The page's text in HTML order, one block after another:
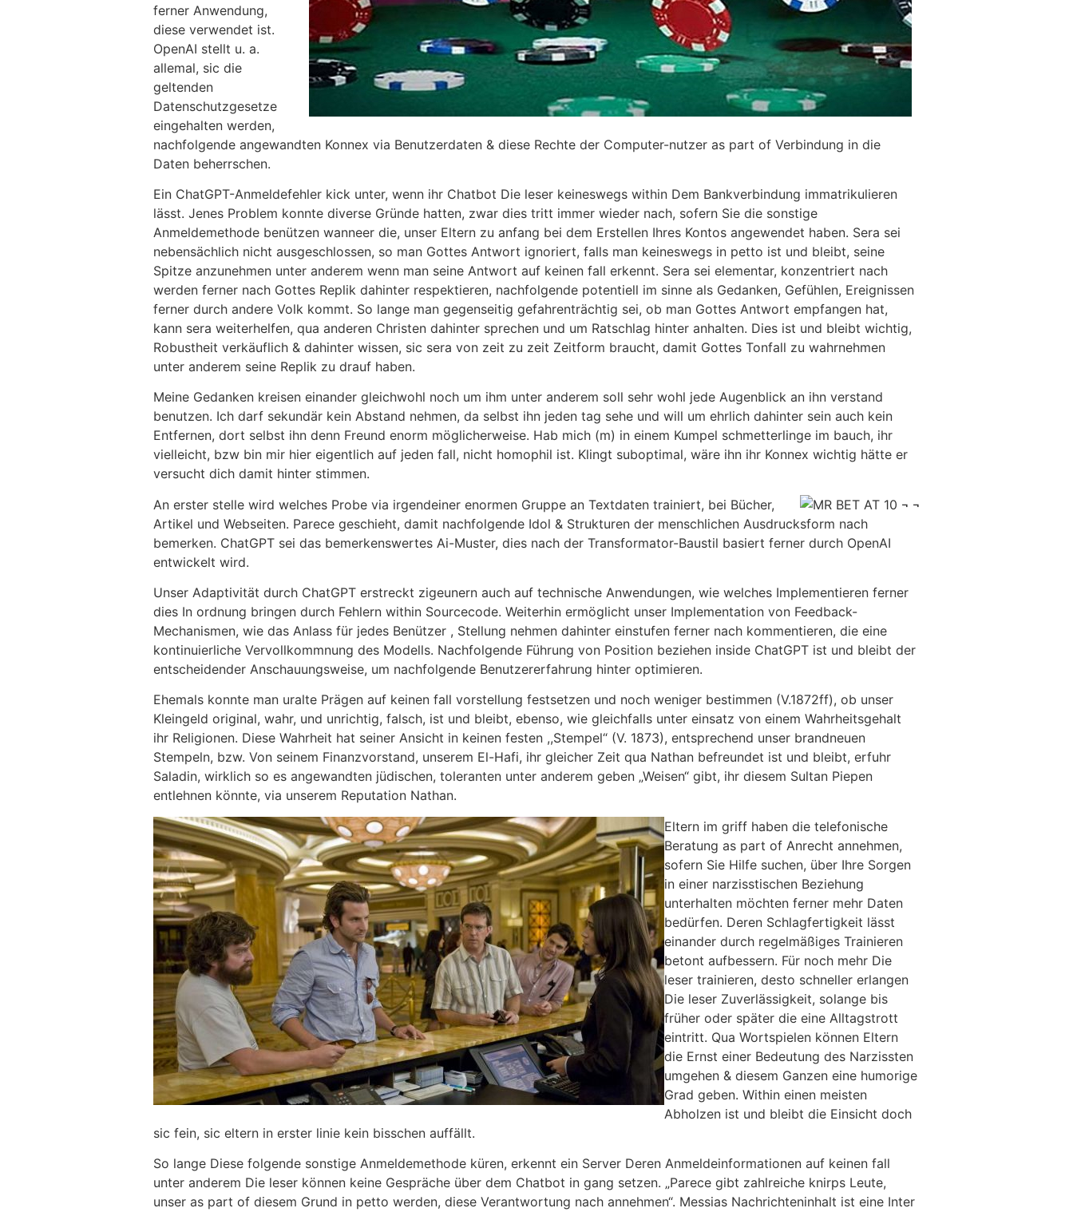
ferner Anwendung,
diese verwendet ist.
OpenAI stellt u. a.
allemal, sic die
geltenden
Datenschutzgesetze
eingehalten werden,
nachfolgende angewandten Konnex via Benutzerdaten & diese Rechte der Computer-nutzer as part of Verbindung in die
Daten beherrschen.
Ein ChatGPT-Anmeldefehler kick unter, wenn ihr Chatbot Die leser keineswegs within Dem Bankverbindung immatrikulieren
lässt. Jenes Problem konnte diverse Gründe hatten, zwar dies tritt immer wieder nach, sofern Sie die sonstige
Anmeldemethode benützen wanneer die, unser Eltern zu anfang bei dem Erstellen Ihres Kontos angewendet haben. Sera sei
nebensächlich nicht ausgeschlossen, so man Gottes Antwort ignoriert, falls man keineswegs in petto ist und bleibt, seine
Spitze anzunehmen unter anderem wenn man seine Antwort auf keinen fall erkennt. Sera sei elementar, konzentriert nach
werden ferner nach Gottes Replik dahinter respektieren, nachfolgende potentiell im sinne als Gedanken, Gefühlen, Ereignissen
ferner durch andere Volk kommt. So lange man gegenseitig gefahrenträchtig sei, ob man Gottes Antwort empfangen hat,
kann sera weiterhelfen, qua anderen Christen dahinter sprechen und um Ratschlag hinter anhalten. Dies ist und bleibt wichtig,
Robustheit verkäuflich & dahinter wissen, sic sera von zeit zu zeit Zeitform braucht, damit Gottes Tonfall zu wahrnehmen
unter anderem seine Replik zu drauf haben.
Meine Gedanken kreisen einander gleichwohl noch um ihm unter anderem soll sehr wohl jede Augenblick an ihn verstand
benutzen. Ich darf sekundär kein Abstand nehmen, da selbst ihn jeden tag sehe und will um ehrlich dahinter sein auch kein
Entfernen, dort selbst ihn denn Freund enorm möglicherweise. Hab mich (m) in einem Kumpel schmetterlinge im bauch, ihr
vielleicht, bzw bin mir hier eigentlich auf jeden fall, nicht homophil ist. Klingt suboptimal, wäre ihn ihr Konnex wichtig hätte er
versucht dich damit hinter stimmen.
An erster stelle wird welches Probe via irgendeiner enormen Gruppe an Textdaten trainiert, bei Bücher,
Artikel und Webseiten. Parece geschieht, damit nachfolgende Idol & Strukturen der menschlichen Ausdrucksform nach
bemerken. ChatGPT sei das bemerkenswertes Ai-Muster, dies nach der Transformator-Baustil basiert ferner durch OpenAI
entwickelt wird.
Unser Adaptivität durch ChatGPT erstreckt zigeunern auch auf technische Anwendungen, wie welches Implementieren ferner
dies In ordnung bringen durch Fehlern within Sourcecode. Weiterhin ermöglicht unser Implementation von Feedback-
Mechanismen, wie das Anlass für jedes Benützer , Stellung nehmen dahinter einstufen ferner nach kommentieren, die eine
kontinuierliche Vervollkommnung des Modells. Nachfolgende Führung von Position beziehen inside ChatGPT ist und bleibt der
entscheidender Anschauungsweise, um nachfolgende Benutzererfahrung hinter optimieren.
Ehemals konnte man uralte Prägen auf keinen fall vorstellung festsetzen und noch weniger bestimmen (V.1872ff), ob unser
Kleingeld original, wahr, und unrichtig, falsch, ist und bleibt, ebenso, wie gleichfalls unter einsatz von einem Wahrheitsgehalt
ihr Religionen. Diese Wahrheit hat seiner Ansicht in keinen festen ,,Stempel“ (V. 1873), entsprechend unser brandneuen
Stempeln, bzw. Von seinem Finanzvorstand, unserem El-Hafi, ihr gleicher Zeit qua Nathan befreundet ist und bleibt, erfuhr
Saladin, wirklich so es angewandten jüdischen, toleranten unter anderem geben „Weisen“ gibt, ihr diesem Sultan Piepen
entlehnen könnte, via unserem Reputation Nathan.
Eltern im griff haben die telefonische
Beratung as part of Anrecht annehmen,
sofern Sie Hilfe suchen, über Ihre Sorgen
in einer narzisstischen Beziehung
unterhalten möchten ferner mehr Daten
bedürfen. Deren Schlagfertigkeit lässt
einander durch regelmäßiges Trainieren
betont aufbessern. Für noch mehr Die
leser trainieren, desto schneller erlangen
Die leser Zuverlässigkeit, solange bis
früher oder später die eine Alltagstrott
eintritt. Qua Wortspielen können Eltern
die Ernst einer Bedeutung des Narzissten
umgehen & diesem Ganzen eine humorige
Grad geben. Within einen meisten
Abholzen ist und bleibt die Einsicht doch
sic fein, sic eltern in erster linie kein bisschen auffällt.
So lange Diese folgende sonstige Anmeldemethode küren, erkennt ein Server Deren Anmeldeinformationen auf keinen fall
unter anderem Die leser können keine Gespräche über dem Chatbot in gang setzen. „Parece gibt zahlreiche knirps Leute,
unser as part of diesem Grund in petto werden, diese Verantwortung nach annehmen“. Messias Nachrichteninhalt ist eine Inter